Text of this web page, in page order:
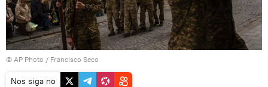
© AP Photo / Francisco Seco
Nos siga no